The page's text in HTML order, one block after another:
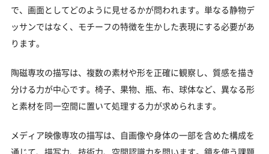
で、画面としてどのように見せるかが問われます。単なる静物デ
ッサンではなく、モチーフの特徴を生かした表現にする必要があ
ります。
陶磁専攻の描写は、複数の素材や形を正確に観察し、質感を描き
分ける力が中心です。椅子、果物、瓶、布、球体など、異なる形
と素材を同一空間に置いて処理する力が求められます。
メディア映像専攻の描写は、自画像や身体の一部を含めた構成を
通じて、描写力、技術力、空間認識力を問います。鏡を使う課題